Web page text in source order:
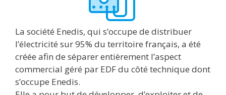
La société Enedis, qui s’occupe de distribuer
l’électricité sur 95% du territoire français, a été
créée afin de séparer entièrement l’aspect
commercial géré par EDF du côté technique dont
s’occupe Enedis.